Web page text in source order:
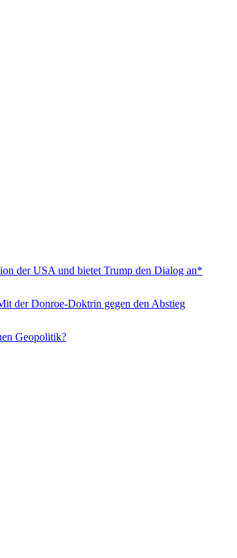
der USA und bietet Trump den Dialog an*
der Donroe-Doktrin gegen den Abstieg
Geopolitik?